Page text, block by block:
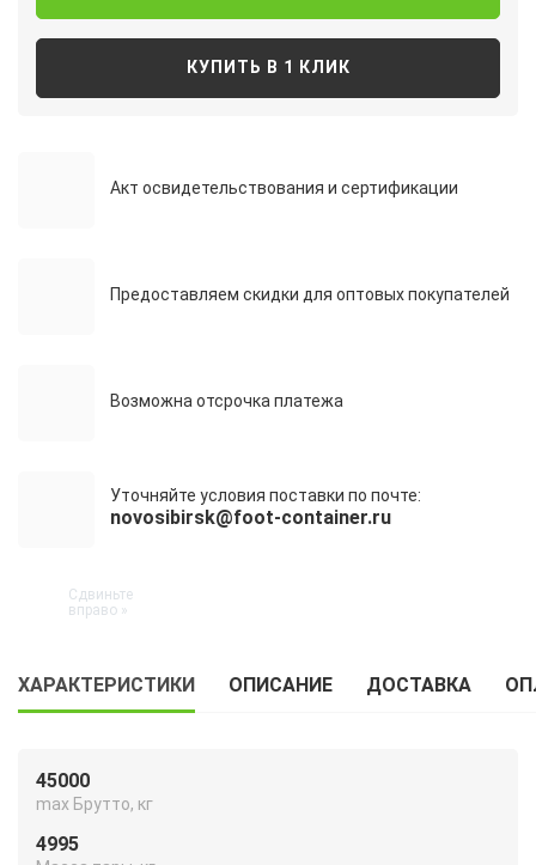
КУПИТЬ В 1 КЛИК
Акт освидетельствования и сертификации
Предоставляем скидки для оптовых покупателей
Возможна отсрочка платежа
Уточняйте условия поставки по почте:
novosibirsk@foot-container.ru
ХАРАКТЕРИСТИКИ ОПИСАНИЕ ДОСТАВКА
45000
max Брутто, кг
4995